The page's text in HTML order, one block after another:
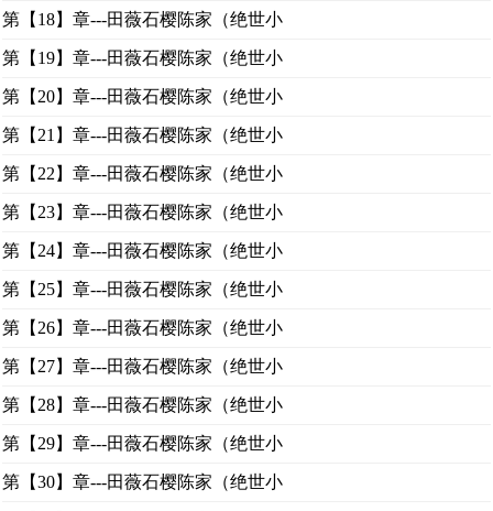
第【18】章---田薇石樱陈家（绝世小
第【19】章---田薇石樱陈家（绝世小
第【20】章---田薇石樱陈家（绝世小
第【21】章---田薇石樱陈家（绝世小
第【22】章---田薇石樱陈家（绝世小
第【23】章---田薇石樱陈家（绝世小
第【24】章---田薇石樱陈家（绝世小
第【25】章---田薇石樱陈家（绝世小
第【26】章---田薇石樱陈家（绝世小
第【27】章---田薇石樱陈家（绝世小
第【28】章---田薇石樱陈家（绝世小
第【29】章---田薇石樱陈家（绝世小
第【30】章---田薇石樱陈家（绝世小